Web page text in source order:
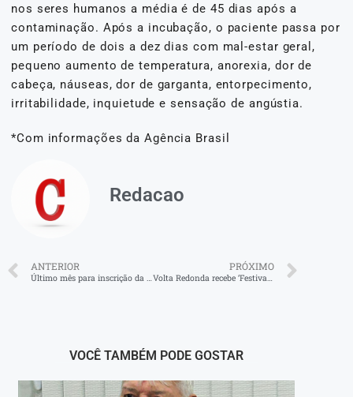
nos seres humanos a média é de 45 dias após a
contaminação. Após a incubação, o paciente passa por
um período de dois a dez dias com mal-estar geral,
pequeno aumento de temperatura, anorexia, dor de
cabeça, náuseas, dor de garganta, entorpecimento,
irritabilidade, inquietude e sensação de angústia.
*Com informações da Agência Brasil
Redacao
ANTERIOR
Último mês para inscrição da Chamada Escolar 2026 em Volta Redonda
PRÓXIMO
Volta Redonda recebe ‘Festival Gacemss da Criança’
VOCÊ TAMBÉM PODE GOSTAR